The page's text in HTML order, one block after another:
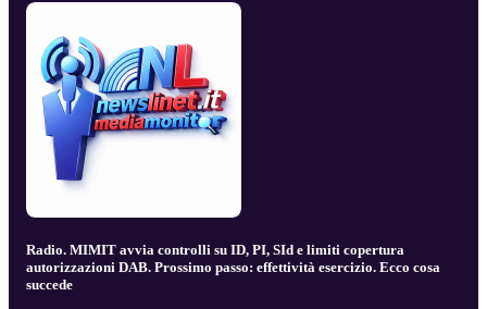
Radio. MIMIT avvia controlli su ID, PI, SId e limiti copertura
autorizzazioni DAB. Prossimo passo: effettività esercizio. Ecco cosa
succede